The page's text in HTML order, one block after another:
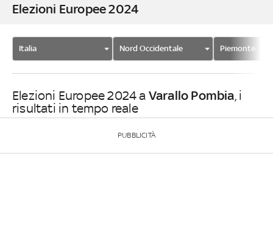
Elezioni Europee 2024
Italia Nord Occidentale Piemonte
Elezioni Europee 2024 a Varallo Pombia, i
risultati in tempo reale
PUBBLICITÀ